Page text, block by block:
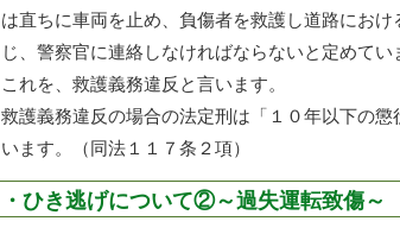
は直ちに車両を止め、負傷者を救護し道路にお
じ、警察官に連絡しなければならないと定めてい
これを、救護義務違反と言います。
救護義務違反の場合の法定刑は「１０年以下の
います。（同法１１７条２項）
・ひき逃げについて②～過失運転致傷～